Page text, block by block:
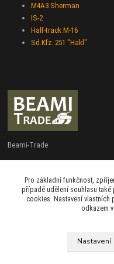
M4A3 Sherman
IS-2
Half-track M-16
Sd.Kfz. 251 "Hakl"
Beami-Trade
+420 775 427 778
Po - Pá 9:00 - 16:00
admin@beami-trade.cz
Pro základní funkčnost,
případě udělení souhlasu také
cookies. Nastavení vlastních
odkazem
Nastavení